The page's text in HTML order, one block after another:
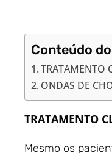
Conteúdo
TRATAMENTO
ONDAS DE
TRATAMENTO
Mesmo os